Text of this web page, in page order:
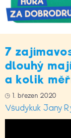
7
dlouhý
a kolik
1. březen 2020
Všudykuk Jany